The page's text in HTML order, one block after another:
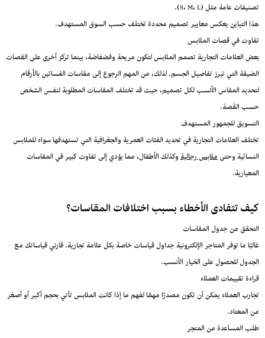
تصنيفات عامة مثل (S، M، L).
هذا التباين يعكس معايير تصميم محددة تختلف حسب السوق المستهدف.
تفاوت في قصات الملابس
بعض العلامات التجارية تصمم الملابس لتكون مريحة وفضفاضة، بينما تركز أخرى على القصات
الضيقة التي تبرز تفاصيل الجسم. لذلك، من المهم الرجوع إلى مقاسات الفساتين بالأرقام
لتحديد المقاس الأنسب لكل تصميم، حيث قد تختلف المقاسات المطلوبة لنفس الشخص
حسب القَصة.
التسويق للجمهور المستهدف
تختلف العلامات التجارية في تحديد الفئات العمرية والجغرافية التي تستهدفها سواء للملابس
النسائية وحتىملابس رجاليةوكذلك الأطفال، مما يؤدي إلى تفاوت كبير في المقاسات
المعيارية.
كيف تتفادى الأخطاء بسبب اختلافات المقاسات؟
التحقق من جدول المقاسات
غالبًا ما توفر المتاجر الإلكترونية جداول قياسات خاصة بكل علامة تجارية. قارني قياساتك مع
الجدول للحصول على الخيار الأنسب.
قراءة تقييمات العملاء
تجارب العملاء يمكن أن تكون مصدرًا مهمًا لفهم ما إذا كانت الملابس تأتي بحجم أكبر أو أصغر
من المعتاد.
طلب المساعدة من المتجر